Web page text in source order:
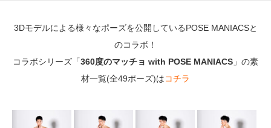
3Dモデルによる様々なポーズを公開しているPOSE MANIACSと
のコラボ！
コラボシリーズ「360度のマッチョ with POSE MANIACS 」の素
材一覧(全49ポーズ)はコチラ